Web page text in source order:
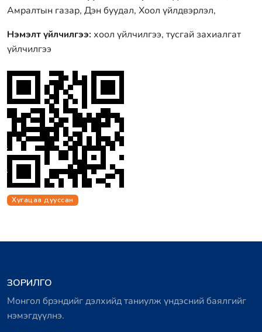
Амралтын газар, Дэн буудал, Хоол үйлдвэрлэл,
Нэмэлт үйлчилгээ: хоол үйлчилгээ, тусгай захиалгат
үйлчилгээ
Хугацаа дууссан
ЗОРИЛГО
Монгол брэндийг дэлхийд таниулж үндэсний баялгийг
нэмэгдүүлнэ.